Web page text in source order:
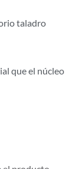
taladro
que el núcleo